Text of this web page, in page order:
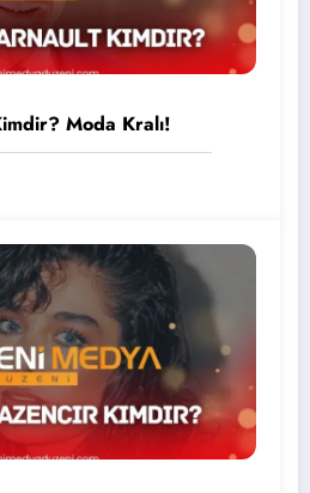
Moda Kralı!